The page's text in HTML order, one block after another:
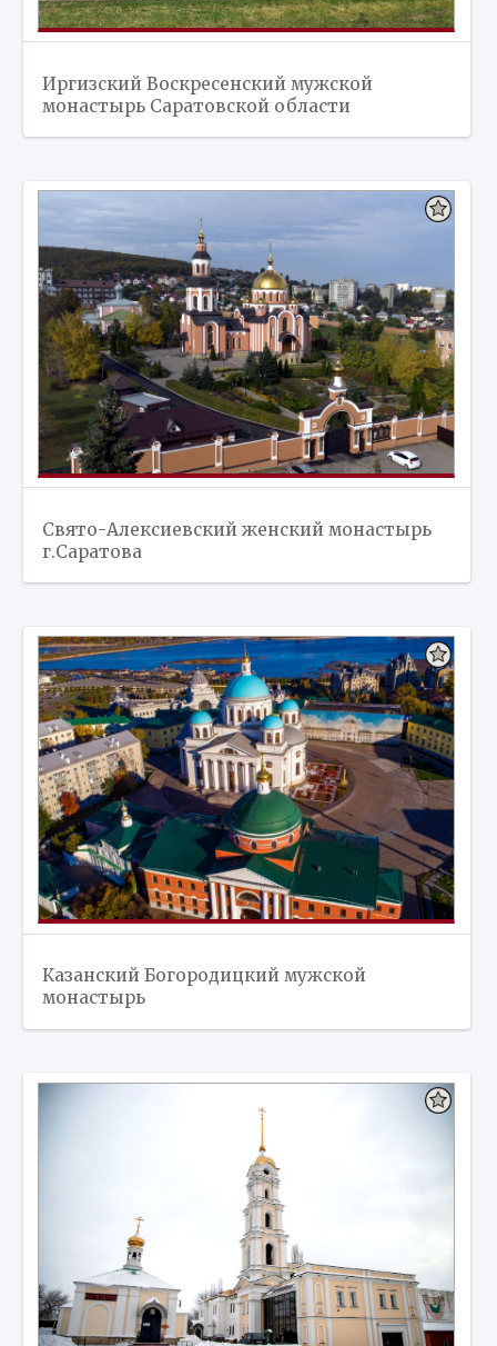
Иргизский Воскресенский мужской
монастырь Саратовской области
Свято-Алексиевский женский монастырь
г.Саратова
Казанский Богородицкий мужской
монастырь